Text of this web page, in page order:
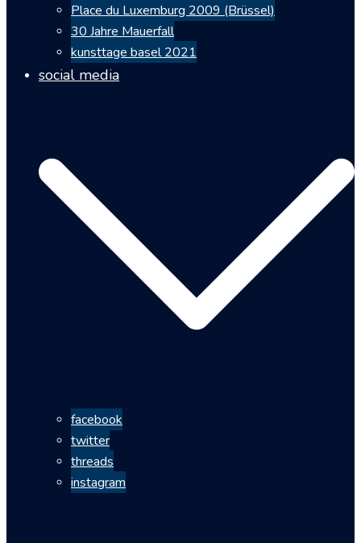
Place du Luxemburg 2009 (Brüssel)
30 Jahre Mauerfall
kunsttage basel 2021
social media
facebook
twitter
threads
instagram